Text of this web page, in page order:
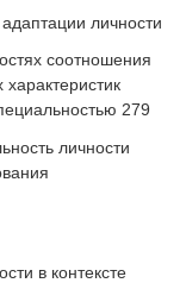
личности
соотношения
характеристик
279
личности
в контексте